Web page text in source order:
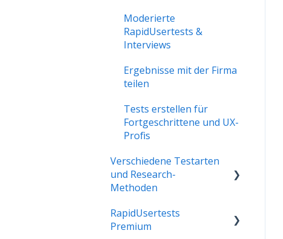
Moderierte
RapidUsertests &
Interviews
Ergebnisse mit der Firma
teilen
Tests erstellen für
Fortgeschrittene und UX-
Profis
Verschiedene Testarten
und Research-
Methoden
Das kannst du alles
testen
RapidUsertests
Premium